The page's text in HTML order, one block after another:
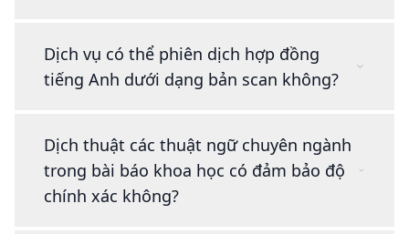
Dịch vụ có thể phiên dịch hợp đồng
tiếng Anh dưới dạng bản scan không?
Dịch thuật các thuật ngữ chuyên ngành
trong bài báo khoa học có đảm bảo độ
chính xác không?